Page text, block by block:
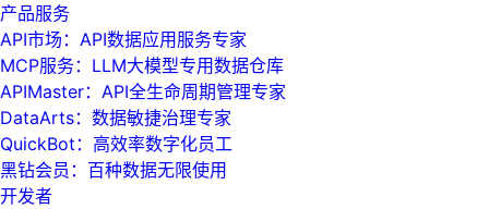
产品服务
API市场：API数据应用服务专家
MCP服务：LLM大模型专用数据仓库
APIMaster：API全生命周期管理专家
DataArts：数据敏捷治理专家
QuickBot：高效率数字化员工
黑钻会员：百种数据无限使用
开发者